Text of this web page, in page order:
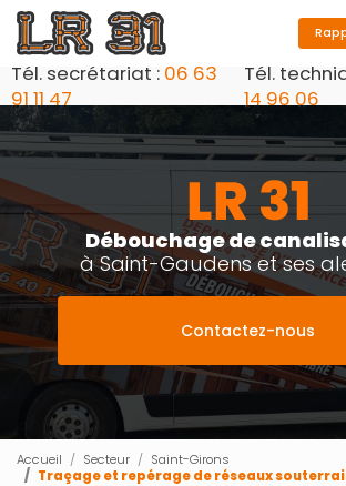
Aller
au
contenu
principal
Tél. secrétariat : 06 63
91 11 47
Tél.
14 96 06
Débouchage de
à Saint-Gaudens et ses
Contactez-nous
Accueil Secteur
Saint-Girons
Traçage et repérage de réseaux